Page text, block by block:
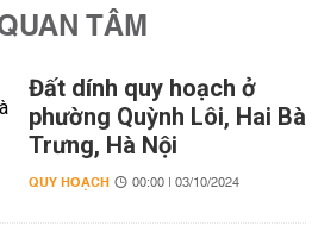
TÂM
Đất dính quy hoạch ở
phường Quỳnh Lôi, Hai Bà
Trưng, Hà Nội
QUY HOẠCH 00:00 | 03/10/2024